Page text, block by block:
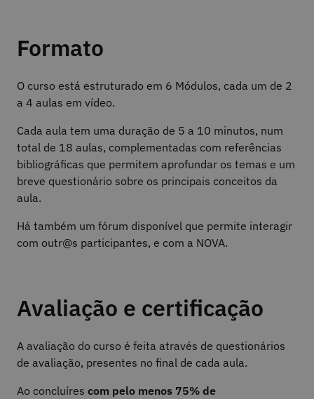
Formato
O curso está estruturado em 6 Módulos, cada um de 2
a 4 aulas em vídeo.
Cada aula tem uma duração de 5 a 10 minutos, num
total de 18 aulas, complementadas com referências
bibliográficas que permitem aprofundar os temas e um
breve questionário sobre os principais conceitos da
aula.
Há também um fórum disponível que permite interagir
com outr@s participantes, e com a NOVA.
Avaliação e certificação
A avaliação do curso é feita através de questionários
de avaliação, presentes no final de cada aula.
Ao concluíres com pelo menos 75% de